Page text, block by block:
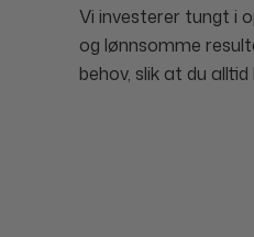
Vi investerer tungt i
og lønnsomme
behov, slik at du